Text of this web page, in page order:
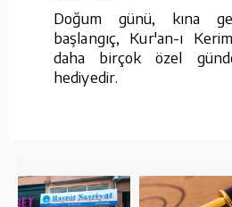
Doğum günü, kına
başlangıç, Kur'an-ı
daha birçok özel
hediyedir.